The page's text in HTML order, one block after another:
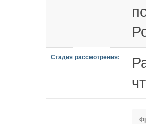
Стадия рассмотрения: